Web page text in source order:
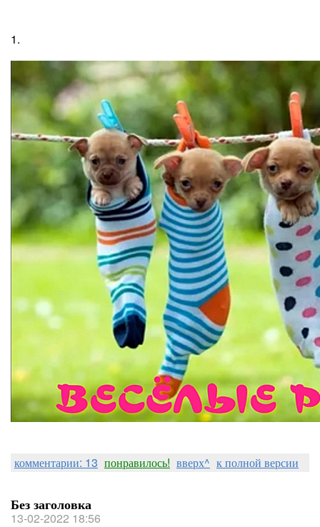
1.
комментарии: 13 понравилось! вверх^ к полной версии
Без заголовка
13-02-2022 18:56